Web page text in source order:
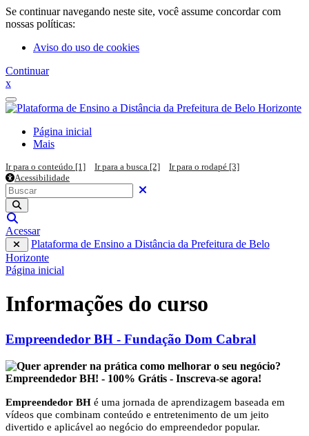
Ir para o conteúdo principal
Se continuar navegando neste site, você assume concordar com
nossas políticas:
Aviso do uso de cookies
Continuar
x
Painel lateral
Página inicial
Mais
Ir para o conteúdo [1] Ir para a busca [2]
Ir para o rodapé [3]
Acessibilidade
Pesquisar em todo o site
Buscar
Executar pesquisa
Acessar
Plataforma de Ensino a Distância da Prefeitura de Belo
Horizonte
Página inicial
Informações do curso
Empreendedor BH - Fundação Dom Cabral
Empreendedor BH é uma jornada de aprendizagem baseada em
vídeos que combinam conteúdo e entretenimento de um jeito
divertido e aplicável ao negócio do empreendedor popular.